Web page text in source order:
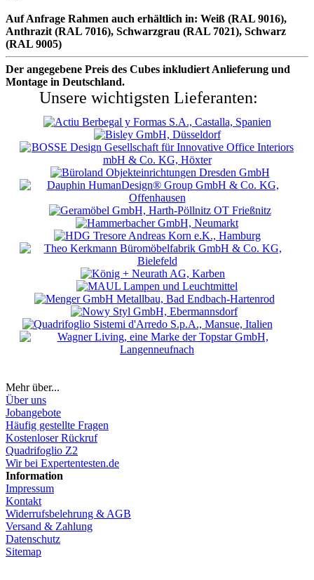
Auf Anfrage Rahmen auch erhältlich in: Weiß (RAL 9016),
Anthrazit (RAL 7016), Schwarzgrau (RAL 7021), Schwarz
(RAL 9005)
Der angegebene Preis des Cubes inkludiert Anlieferung und
Montage in Deutschland.
Unsere wichtigsten Lieferanten:
Mehr über...
Über uns
Jobangebote
Häufig gestellte Fragen
Kostenloser Rückruf
Quadrifoglio Z2
Wir bei Expertentesten.de
Information
Impressum
Kontakt
Widerrufsbelehrung & AGB
Versand & Zahlung
Datenschutz
Sitemap